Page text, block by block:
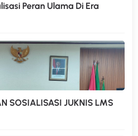
Peran Ulama Di Era
SOSIALISASI JUKNIS LMS